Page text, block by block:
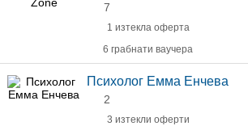
7
1 изтекла оферта
6 грабнати ваучера
Психолог Емма Енчева
2
3 изтекли оферти